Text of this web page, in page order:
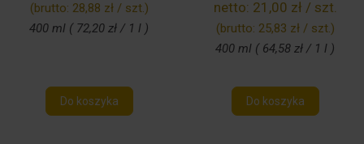
(brutto: 28,88 zł / szt.)
400 ml ( 72,20 zł / 1 l )
Do koszyka
netto: 21,00 zł / szt.
(brutto: 25,83 zł / szt.)
400 ml ( 64,58 zł / 1 l )
Do koszyka